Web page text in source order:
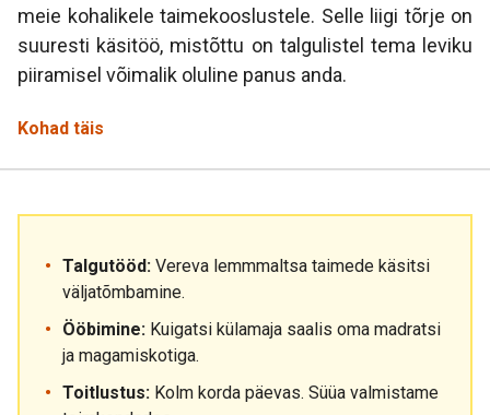
meie kohalikele taimekooslustele. Selle liigi tõrje on
suuresti käsitöö, mistõttu on talgulistel tema leviku
piiramisel võimalik oluline panus anda.
Kohad täis
Talgutööd: Vereva lemmmaltsa taimede käsitsi
väljatõmbamine.
Ööbimine: Kuigatsi külamaja saalis oma madratsi
ja magamiskotiga.
Toitlustus: Kolm korda päevas. Süüa valmistame